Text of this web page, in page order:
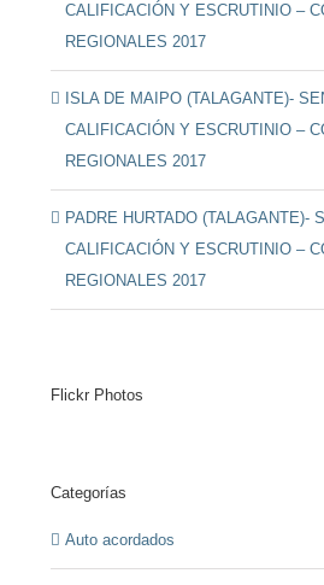
CALIFICACIÓN Y ESCRUTINIO –
REGIONALES 2017
ISLA DE MAIPO (TALAGANTE)-
CALIFICACIÓN Y ESCRUTINIO –
REGIONALES 2017
PADRE HURTADO (TALAGANTE)-
CALIFICACIÓN Y ESCRUTINIO –
REGIONALES 2017
Flickr Photos
Categorías
Auto acordados